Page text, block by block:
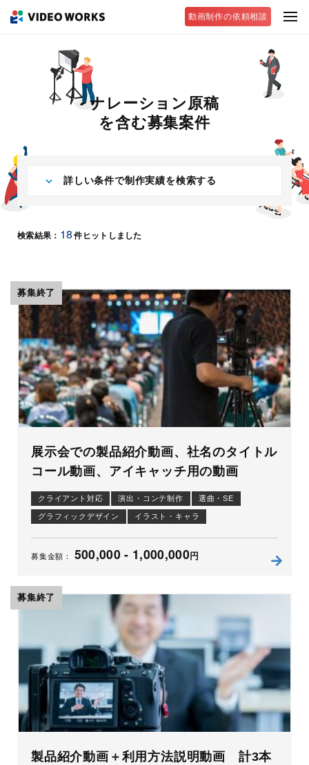
動画制作の依頼相談
ナレーション原稿
を含む募集案件
詳しい条件で制作実績を検索する
検索結果： 18 件ヒットしました
募集終了
展示会での製品紹介動画、社名のタイトル
コール動画、アイキャッチ用の動画
クライアント対応 演出・コンテ制作 選曲・SE
グラフィックデザイン イラスト・キャラ
制作進行
募集金額： 500,000 - 1,000,000円
募集終了
製品紹介動画＋利用方法説明動画 計3本